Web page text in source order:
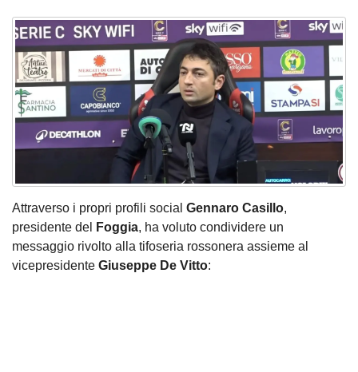
Attraverso i propri profili social Gennaro Casillo,
presidente del
Foggia, ha voluto condividere un
messaggio rivolto alla tifoseria rossonera assieme al
vicepresidente Giuseppe De Vitto: